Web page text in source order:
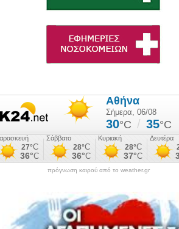
πρόγνωση καιρού από το weather.gr